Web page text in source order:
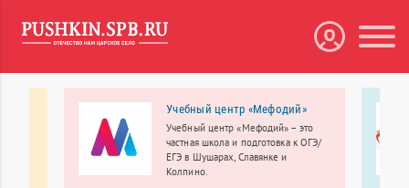
Учебный центр «Мефодий»
Учебный центр «Мефодий» – это
частная школа и подготовка к ОГЭ/
ЕГЭ в Шушарах, Славянке и
Колпино.